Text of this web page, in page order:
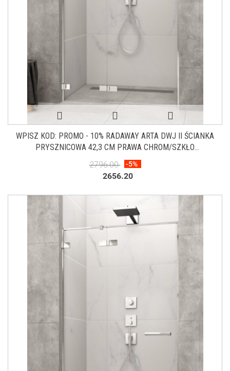
WPISZ KOD: PROMO - 10% RADAWAY ARTA DWJ II ŚCIANKA
PRYSZNICOWA 42,3 CM PRAWA CHROM/SZKŁO
PRZEZROCZYSTE 386013-03-01R
2796.00 -5%
2656.20